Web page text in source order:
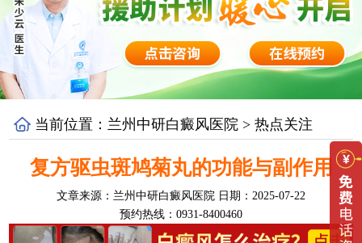
当前位置： 兰州中研白癜风医院 >热点关注
复方驱虫斑鸠菊丸的功能与副作用
文章来源： 兰州中研白癜风医院 日期：2025-07-22
预约热线：0931-8400460